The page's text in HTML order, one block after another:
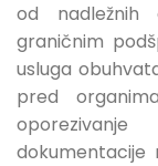
od nadležnih
graničnim
usluga
pred
dokumentacije